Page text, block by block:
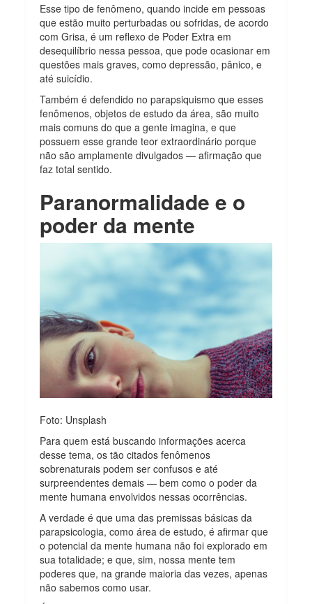
Esse tipo de fenômeno, quando incide em pessoas
que estão muito perturbadas ou sofridas, de acordo
com Grisa, é um reflexo de Poder Extra em
desequilíbrio nessa pessoa, que pode ocasionar em
questões mais graves, como depressão, pânico, e
até suicídio.
Também é defendido no parapsiquismo que esses
fenômenos, objetos de estudo da área, são muito
mais comuns do que a gente imagina, e que
possuem esse grande teor extraordinário porque
não são amplamente divulgados — afirmação que
faz total sentido.
Paranormalidade e o
poder da mente
Foto: Unsplash
Para quem está buscando informações acerca
desse tema, os tão citados fenômenos
sobrenaturais podem ser confusos e até
surpreendentes demais — bem como o poder da
mente humana envolvidos nessas ocorrências.
A verdade é que uma das premissas básicas da
parapsicologia, como área de estudo, é afirmar que
o potencial da mente humana não foi explorado em
sua totalidade; e que, sim, nossa mente tem
poderes que, na grande maioria das vezes, apenas
não sabemos como usar.